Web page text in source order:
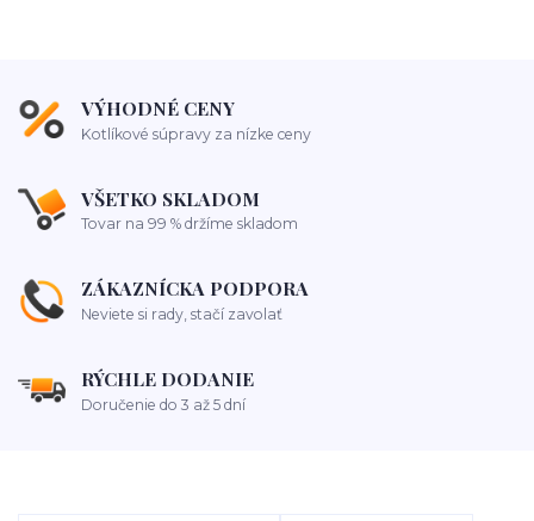
VÝHODNÉ CENY
Kotlíkové súpravy za nízke ceny
VŠETKO SKLADOM
Tovar na 99 % držíme skladom
ZÁKAZNÍCKA PODPORA
Neviete si rady, stačí zavolať
RÝCHLE DODANIE
Doručenie do 3 až 5 dní